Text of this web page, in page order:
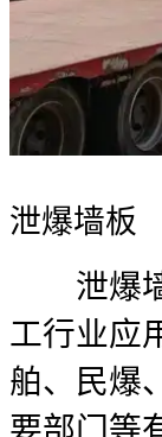
泄爆墙板
泄爆墙
工行业应
舶、民爆